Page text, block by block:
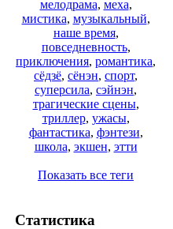
мелодрама, меха,
мистика, музыкальный,
наше время,
повседневность,
приключения, романтика,
сёдзё, сёнэн, спорт,
суперсила, сэйнэн,
трагические сцены,
триллер, ужасы,
фантастика, фэнтези,
школа, экшен, этти
Показать все теги
Статистика